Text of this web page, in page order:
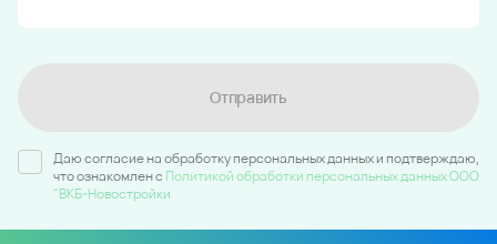
Отправить
Даю согласие на обработку персональных данных и подтверждаю,
что ознакомлен c Политикой обработки персональных данных ООО
"ВКБ-Новостройки